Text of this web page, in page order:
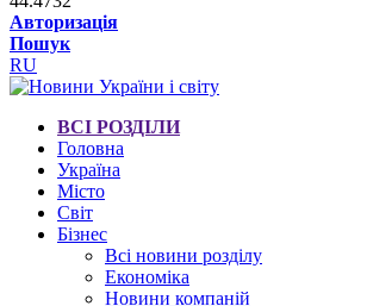
Авторизація
Пошук
RU
ВСІ РОЗДІЛИ
Головна
Україна
Місто
Світ
Бізнес
Всі новини розділу
Економіка
Новини компаній